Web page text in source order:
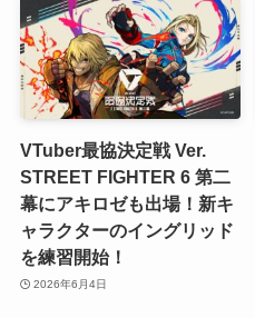
VTuber最協決定戦 Ver.
STREET FIGHTER 6 第二
幕にアキロゼも出場！新キ
ャラクターのイングリッド
を練習開始！
2026年6月4日